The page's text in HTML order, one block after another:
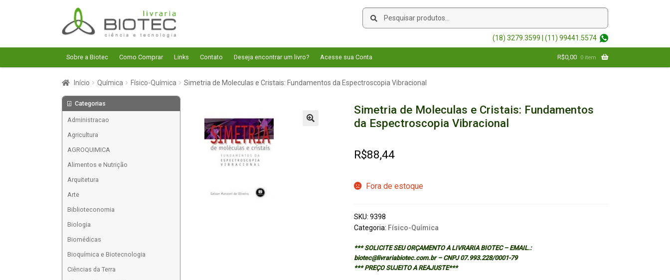
Pular
para
navegação
Pular
para
o
conteúdo
Pesquisar
Pesquisar
(18) 3279.3599 | (11) 99441.5574
Sobre a Biotec Como Comprar Links Contato Deseja encontrar um livro? Acesse sua Conta R$0,00 0 item
Início Química Físico-Química Simetria de Moleculas e Cristais: Fundamentos da Espectroscopia Vibracional
Simetria de Moleculas e Cristais: Fundamentos
da Espectroscopia Vibracional
R$88,44
Fora de estoque
SKU: 9398
Categoria: Físico-Química
*** SOLICITE SEU ORÇAMENTO A LIVRARIA BIOTEC – EMAIL.:
biotec@livrariabiotec.com.br – CNPJ 07.993.228/0001-79
*** PREÇO SUJEITO A REAJUSTE***
Categorias
Administracao
Agricultura
AGROQUIMICA
Alimentos e Nutrição
Arquitetura
Arte
Biblioteconomia
Biologia
Biomédicas
Bioquímica e Biotecnologia
Ciências da Terra